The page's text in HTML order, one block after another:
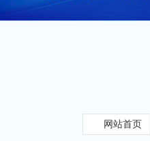
网站首页